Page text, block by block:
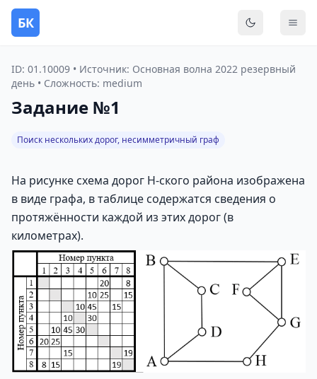
БК
ID: 01.10009 • Источник: Основная волна 2022 резервный
день • Сложность: medium
Задание №1
Поиск нескольких дорог, несимметричный граф
На рисунке схема дорог Н-ского района изображена
в виде графа, в таблице содержатся сведения о
протяжённости каждой из этих дорог (в
километрах).